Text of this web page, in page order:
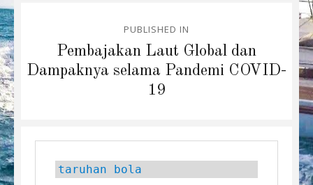
navigation
PUBLISHED IN
Pembajakan Laut Global dan
Dampaknya selama Pandemi COVID-
19
taruhan bola